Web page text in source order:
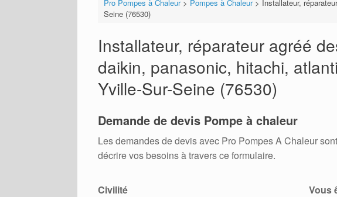
Pro Pompes à Chaleur> Pompes à Chaleur> Installateur,
Seine (76530)
Installateur, réparateur agréé
daikin, panasonic, hitachi,
Yville-Sur-Seine (76530)
Demande de devis Pompe à chaleur
Les demandes de devis avec Pro Pompes A Chaleur
décrire vos besoins à travers ce formulaire.
Civilité Vous